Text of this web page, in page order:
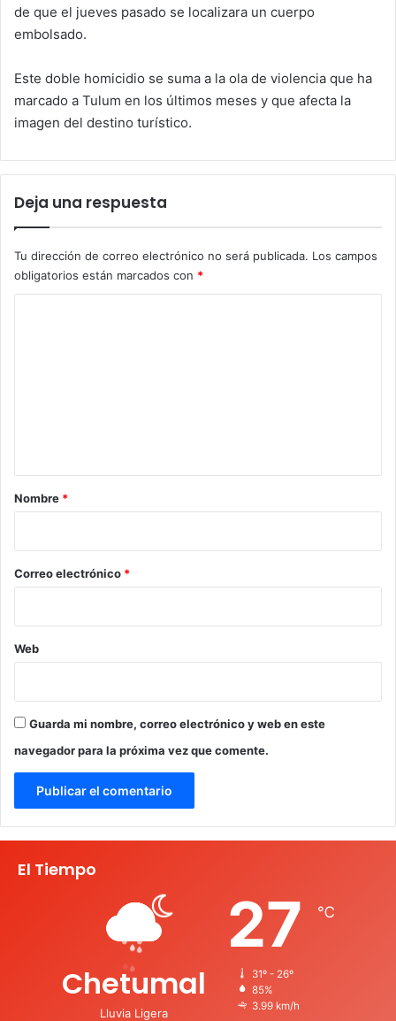
de que el jueves pasado se localizara un cuerpo
embolsado.
Este doble homicidio se suma a la ola de violencia que ha
marcado a Tulum en los últimos meses y que afecta la
imagen del destino turístico.
Deja una respuesta
Tu dirección de correo electrónico no será publicada. Los campos
obligatorios están marcados con *
r
*
Nombre *
Correo electrónico *
Web
Guarda mi nombre, correo electrónico y web en este
navegador para la próxima vez que comente.
El Tiempo
Chetumal
Lluvia Ligera
27 ℃
31º - 26º
85%
3.99 km/h